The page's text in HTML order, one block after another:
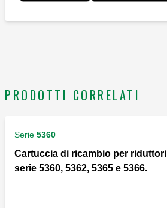
PRODOTTI CORRELATI
Serie 5360
Cartuccia di ricambio per riduttori
serie 5360, 5362, 5365 e 5366.